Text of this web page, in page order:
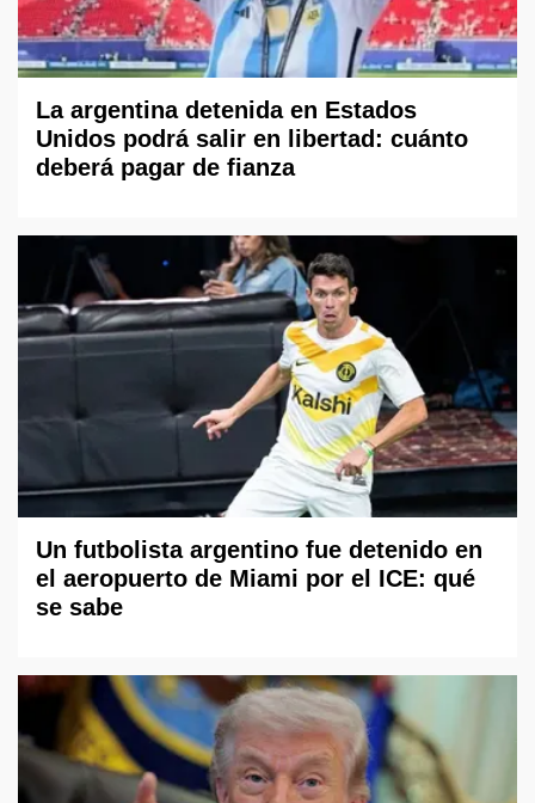
La argentina detenida en Estados
Unidos podrá salir en libertad: cuánto
deberá pagar de fianza
Un futbolista argentino fue detenido en
el aeropuerto de Miami por el ICE: qué
se sabe